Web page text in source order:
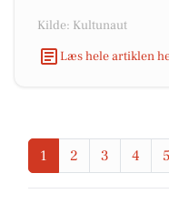
Kilde: Kultunaut
Læs hele artiklen
1 2 3 4 5